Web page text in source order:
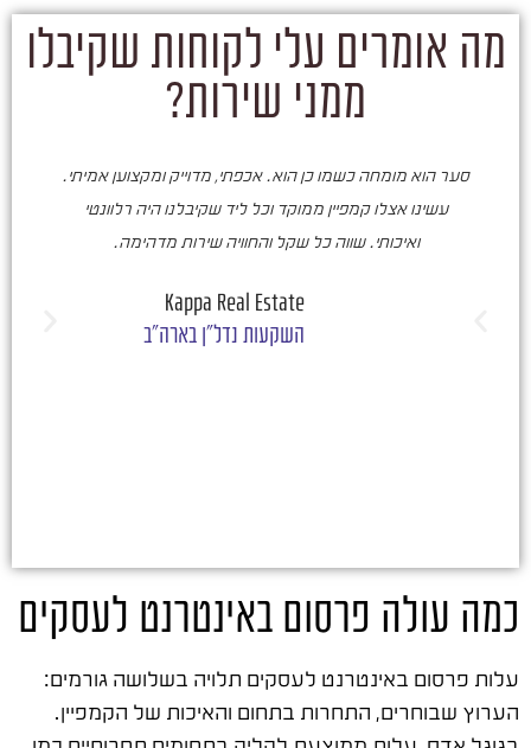
מה אומרים עלי לקוחות שקיבלו
ממני שירות?
סער הוא מומחה כשמו כן הוא. אכפתי, מדוייק ומקצוען אמיתי.
עשינו אצלו קמפיין ממוקד וכל ליד שקיבלנו היה רלוונטי
ואיכותי. שווה כל שקל והחוויה שירות מדהימה.
Kappa Real Estate
השקעות נדל"ן בארה"ב
כמה עולה פרסום באינטרנט לעסקים
עלות פרסום באינטרנט לעסקים תלויה בשלושה גורמים:
הערוץ שבוחרים, התחרות בתחום והאיכות של הקמפיין.